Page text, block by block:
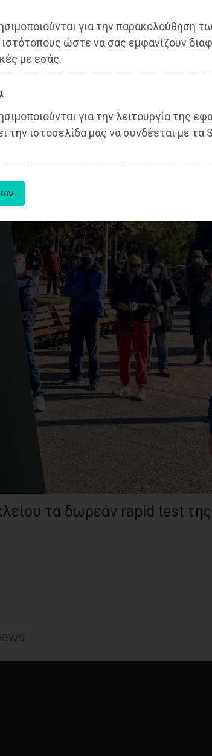
για την παρακολούθηση
ώστε να σας εμφανίζουν
με εσάς.
για την λειτουργία της
την ιστοσελίδα μας να συνδέεται με τα
τα δωρεάν rapid test της